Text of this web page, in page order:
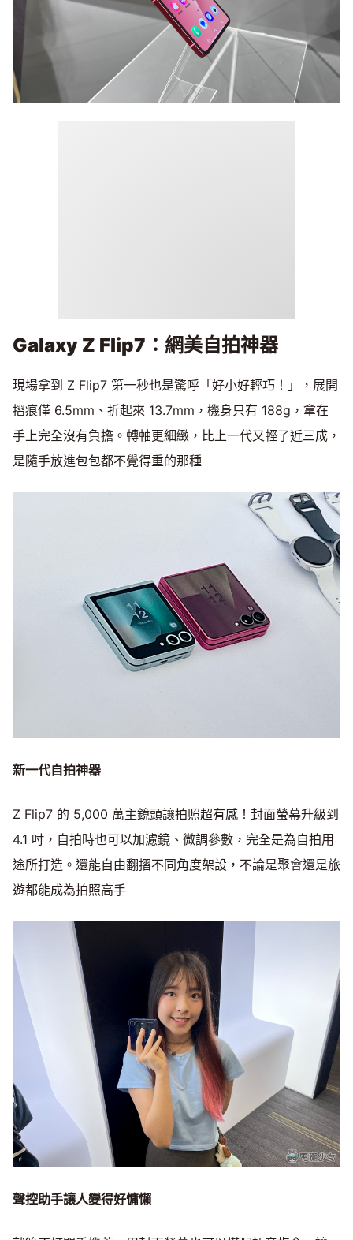
Galaxy Z Flip7 ：網美自拍神器
現場拿到 Z Flip7 第一秒也是驚呼「好小好輕巧！」，展開
摺痕僅 6.5mm、折起來 13.7mm，機身只有 188g，拿在
手上完全沒有負擔。轉軸更細緻，比上一代又輕了近三成，
是隨手放進包包都不覺得重的那種
新一代自拍神器
Z Flip7 的 5,000 萬主鏡頭讓拍照超有感！封面螢幕升級到
4.1 吋，自拍時也可以加濾鏡、微調參數，完全是為自拍用
途所打造。還能自由翻摺不同角度架設，不論是聚會還是旅
遊都能成為拍照高手
聲控助手讓人變得好慵懶